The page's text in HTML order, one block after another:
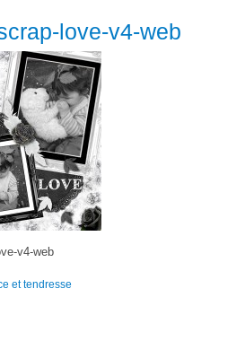
love-v4-web
v4-web
et tendresse